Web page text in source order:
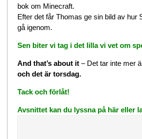
bok om Minecraft.
Efter det får Thomas ge sin bild av
gå igenom.
Sen biter vi tag i det lilla vi vet om
And that’s about it – Det tar inte mer
och det är torsdag.
Tack och förlåt!
Avsnittet kan du lyssna på här eller